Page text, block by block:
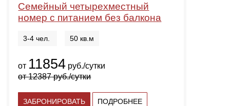
Семейный четырехместный
номер с питанием без балкона
3-4 чел. 50 кв.м
от 11854 руб./сутки
от12387руб./сутки
ЗАБРОНИРОВАТЬ ПОДРОБНЕЕ